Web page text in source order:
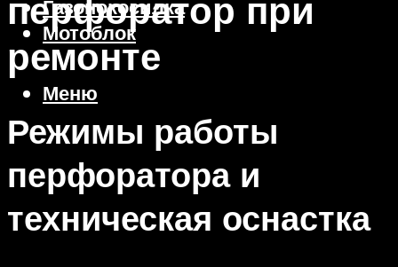
Газонокосилка
Мотоблок
Меню
перфоратор при
ремонте
Режимы работы
перфоратора и
техническая оснастка